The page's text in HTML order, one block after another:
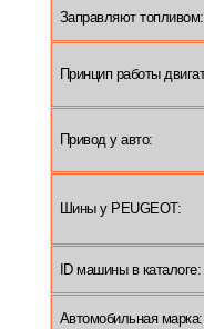
Заправляют топливом:
Принцип работы
Привод у авто:
Шины у PEUGEOT:
ID машины в каталоге:
Автомобильная марка: